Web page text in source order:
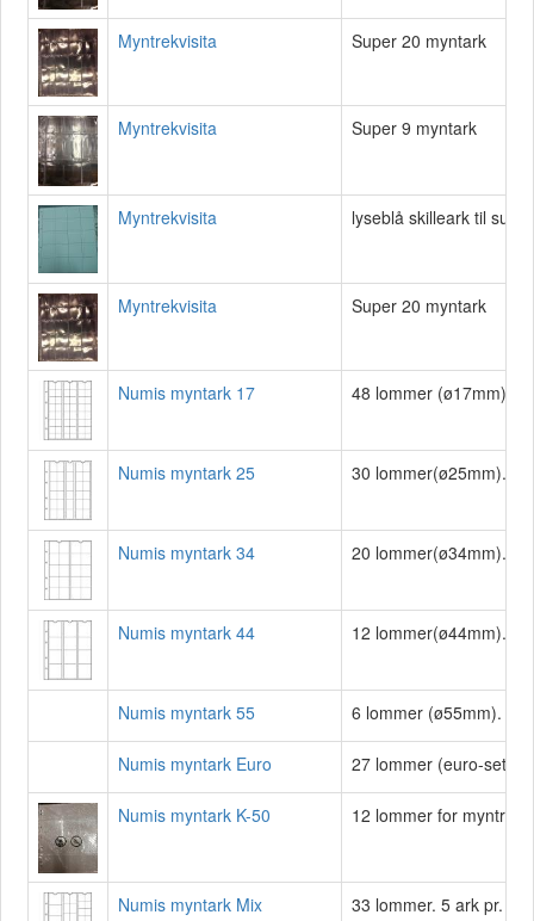
Myntrekvisita Super 20 myntark
Myntrekvisita Super 9 myntark
Myntrekvisita lyseblå skilleark til
Myntrekvisita Super 20 myntark
Numis myntark 17 48 lommer (ø17mm). 5
Numis myntark 25 30 lommer(ø25mm). 5
Numis myntark 34 20 lommer(ø34mm). 5
Numis myntark 44 12 lommer(ø44mm). 5
Numis myntark 55 6 lommer (ø55mm). 5
Numis myntark Euro 27 lommer (euro-sets).
Numis myntark K-50 12 lommer for
Numis myntark Mix 33 lommer. 5 ark pr. pk.